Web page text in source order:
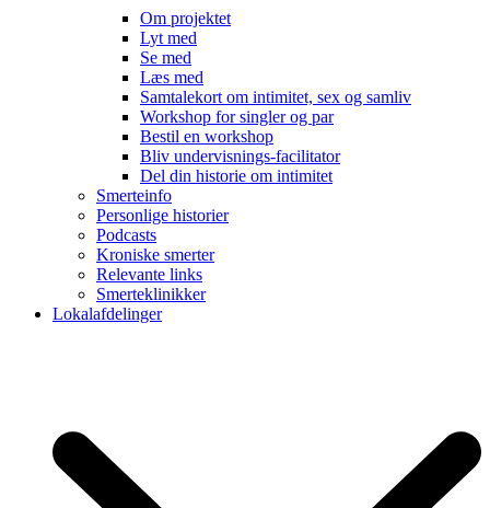
Om projektet
Lyt med
Se med
Læs med
Samtalekort om intimitet, sex og samliv
Workshop for singler og par
Bestil en workshop
Bliv undervisnings-facilitator
Del din historie om intimitet
Smerteinfo
Personlige historier
Podcasts
Kroniske smerter
Relevante links
Smerteklinikker
Lokalafdelinger